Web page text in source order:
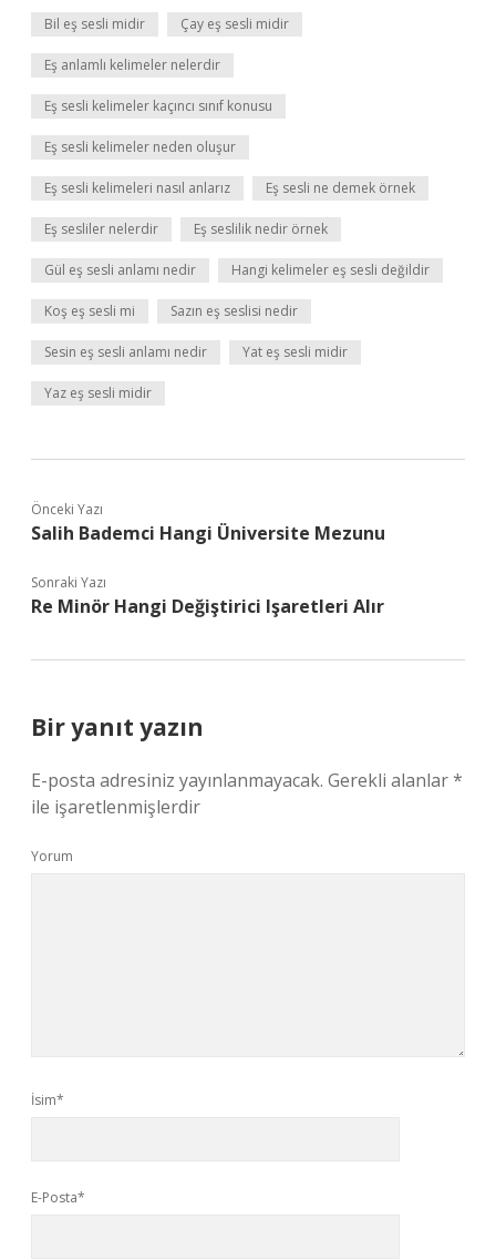
Bil eş sesli midir Çay eş sesli midir
Eş anlamlı kelimeler nelerdir
Eş sesli kelimeler kaçıncı sınıf konusu
Eş sesli kelimeler neden oluşur
Eş sesli kelimeleri nasıl anlarız Eş sesli ne demek örnek
Eş sesliler nelerdir Eş seslilik nedir örnek
Gül eş sesli anlamı nedir Hangi kelimeler eş sesli değildir
Koş eş sesli mi Sazın eş seslisi nedir
Sesin eş sesli anlamı nedir Yat eş sesli midir
Yaz eş sesli midir
Önceki Yazı
Salih Bademci Hangi Üniversite Mezunu
Sonraki Yazı
Re Minör Hangi Değiştirici Işaretleri Alır
Bir yanıt yazın
E-posta adresiniz yayınlanmayacak. Gerekli alanlar*
ile işaretlenmişlerdir
Yorum
İsim*
E-Posta*